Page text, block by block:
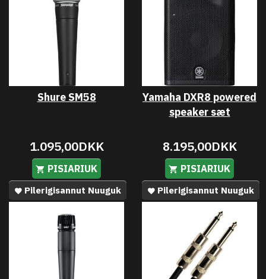
Shure SM58
1.095,00DKK
PISIARIUK
Pilerigisannut Nuuguk
Yamaha DXR8 powered
speaker sæt
8.195,00DKK
PISIARIUK
Pilerigisannut Nuuguk